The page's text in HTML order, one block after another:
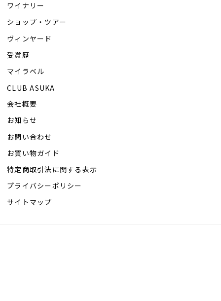
ワイナリー
ショップ・ツアー
ヴィンヤード
受賞歴
マイラベル
CLUB ASUKA
会社概要
お知らせ
お問い合わせ
お買い物ガイド
特定商取引法に関する表示
プライバシーポリシー
サイトマップ